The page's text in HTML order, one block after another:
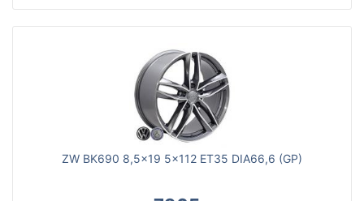
ZW BK690 8,5x19 5x112 ET35 DIA66,6 (GP)